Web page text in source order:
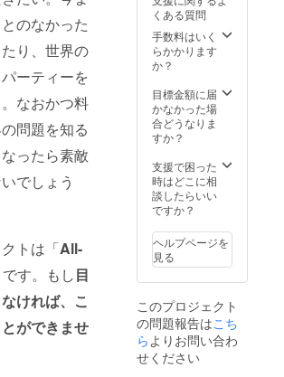
のなかった
り、世界の
ーティーを
なおかつ料
問題を知る
ったら素敵
でしょう
トは「All-
です。もし目
ければ、こ
ができませ
す）
戸市東
灘区魚
崎南町
※日付が
時の調
整のご
連絡を
きま
す。万
が一予
定がご
添えな
い場合
は返
金、も
代替の
リター
ンをご
用意さ
せてい
くある質問
手数料はいく
らかかります
か？
目標金額に届
かなかった場
合どうなりま
すか？
支援で困った
時はどこに相
談したらいい
ですか？
ヘルプページを
見る
このプロジェクト
の問題報告はこち
ら よりお問い合わ
せください